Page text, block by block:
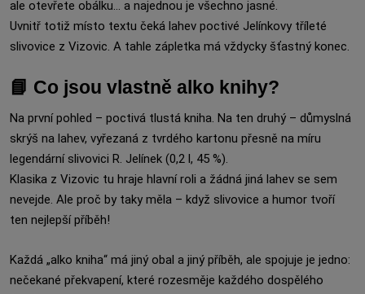
ale otevřete obálku… a najednou je všechno jasné.
Uvnitř totiž místo textu čeká lahev poctivé Jelínkovy tříleté
slivovice z Vizovic. A tahle zápletka má vždycky šťastný konec.
📘 Co jsou vlastně alko knihy?
Na první pohled – poctivá tlustá kniha. Na ten druhý – důmyslná
skrýš na lahev, vyřezaná z tvrdého kartonu přesně na míru
legendární slivovici R. Jelínek (0,2 l, 45 %).
Klasika z Vizovic tu hraje hlavní roli a žádná jiná lahev se sem
nevejde. Ale proč by taky měla – když slivovice a humor tvoří
ten nejlepší příběh!
Každá „alko kniha“ má jiný obal a jiný příběh, ale spojuje je jedno:
nečekané překvapení, které rozesměje každého dospělého